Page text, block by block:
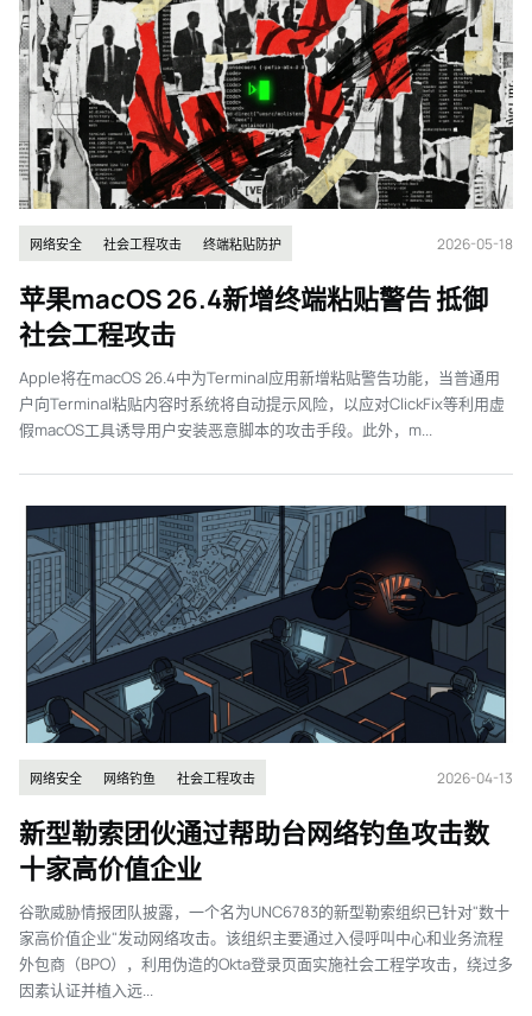
网络安全 社会工程攻击 终端粘贴防护 2026-05-18
苹果macOS 26.4新增终端粘贴警告 抵御
社会工程攻击
Apple将在macOS 26.4中为Terminal应用新增粘贴警告功能，当普通用
户向Terminal粘贴内容时系统将自动提示风险，以应对ClickFix等利用虚
假macOS工具诱导用户安装恶意脚本的攻击手段。此外，m...
网络安全 网络钓鱼 社会工程攻击 2026-04-13
新型勒索团伙通过帮助台网络钓鱼攻击数
十家高价值企业
谷歌威胁情报团队披露，一个名为UNC6783的新型勒索组织已针对"数十
家高价值企业"发动网络攻击。该组织主要通过入侵呼叫中心和业务流程
外包商（BPO），利用伪造的Okta登录页面实施社会工程学攻击，绕过多
因素认证并植入远...